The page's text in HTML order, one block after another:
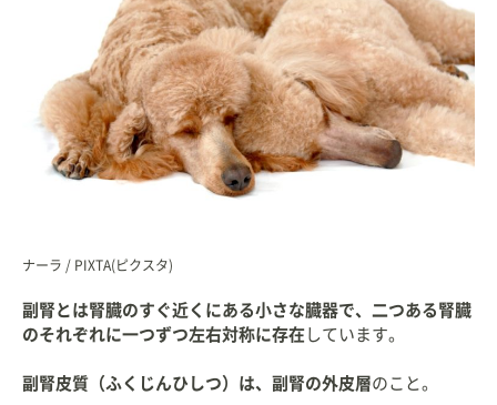
ナーラ / PIXTA(ピクスタ)
副腎とは腎臓のすぐ近くにある小さな臓器で、二つある腎臓
のそれぞれに一つずつ左右対称に存在しています。
副腎皮質（ふくじんひしつ）は、副腎の外皮層のこと。